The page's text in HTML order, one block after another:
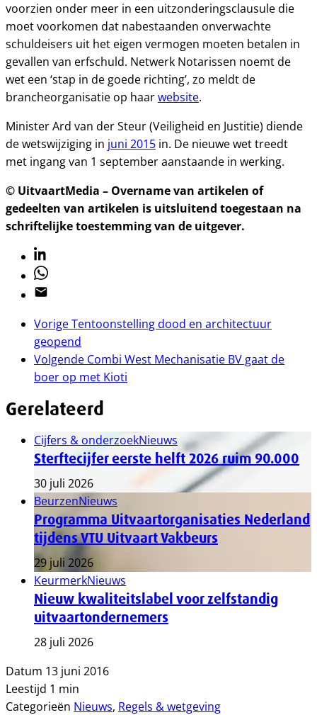
voorzien onder meer in een uitzonderingsclausule die
moet voorkomen dat nabestaanden onverwachte
schuldeisers uit het eigen vermogen moeten betalen in
gevallen van erfschuld. Netwerk Notarissen noemt de
wet een ‘stap in de goede richting’, zo meldt de
brancheorganisatie op haarwebsite.
Minister Ard van der Steur (Veiligheid en Justitie) diende
de wetswijziging in juni 2015 in. De nieuwe wet treedt
met ingang van 1 september aanstaande in werking.
© UitvaartMedia – Overname van artikelen of
gedeelten van artikelen is uitsluitend toegestaan na
schriftelijke toestemming van de uitgever.
Linkedin
Whatsapp
Email
VorigeTentoonstelling dood en architectuur
geopend
Volgende Combi West Mechanisatie BV gaat de
boer op met Kioti
Gerelateerd
Cijfers & onderzoekNieuws
Sterftecijfer eerste helft 2026 ruim 90.000
30 juli 2026
BeurzenNieuws
Programma Uitvaartorganisaties Nederland
tijdens VTU Uitvaart Vakbeurs
29 juli 2026
KeurmerkNieuws
Nieuw kwaliteitslabel voor zelfstandig
uitvaartondernemers
28 juli 2026
Datum 13 juni 2016
Leestijd 1 min
Categorieën Nieuws, Regels & wetgeving